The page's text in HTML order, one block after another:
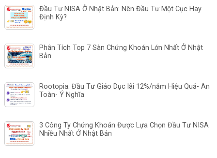
Đầu Tư NISA Ở Nhật Bản: Nên Đầu Tư Một Cục Hay
Định Kỳ?
Phân Tích Top 7 Sàn Chứng Khoán Lớn Nhất Ở Nhật
Bản
Rootopia: Đầu Tư Giáo Dục lãi 12%/năm Hiệu Quả- An
Toàn- Ý Nghĩa
3 Công Ty Chứng Khoán Được Lựa Chọn Đầu Tư NISA
Nhiều Nhất Ở Nhật Bản